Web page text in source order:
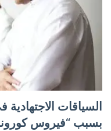
السياقات
بسبب “فيروس